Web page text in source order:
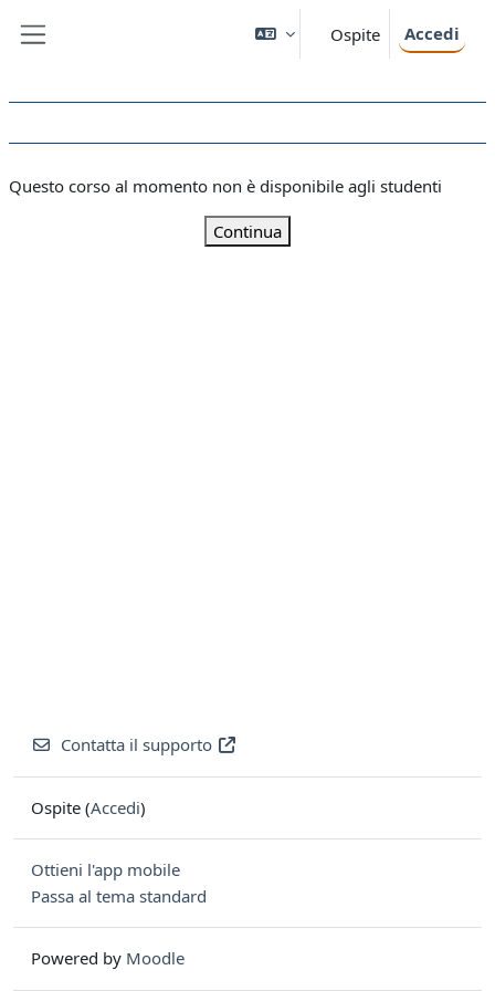
Ospite Accedi
Questo corso al momento non è disponibile agli studenti
Continua
Contatta il supporto
Ospite (Accedi)
Ottieni l'app mobile
Passa al tema standard
Powered by Moodle